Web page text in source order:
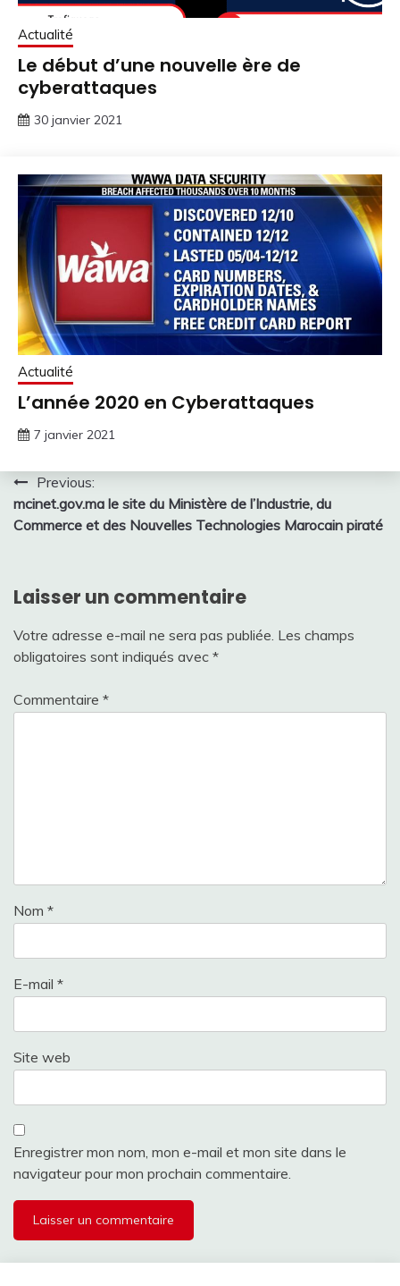
Actualité
Le début d’une nouvelle ère de
cyberattaques
30 janvier 2021
Actualité
L’année 2020 en Cyberattaques
7 janvier 2021
Navigation
de
Previous:
mcinet.gov.ma le site du Ministère de l’Industrie, du
Commerce et des Nouvelles Technologies Marocain piraté
Laisser un commentaire
Votre adresse e-mail ne sera pas publiée. Les champs
obligatoires sont indiqués avec *
Commentaire *
Nom *
E-mail *
Site web
Enregistrer mon nom, mon e-mail et mon site dans le
navigateur pour mon prochain commentaire.